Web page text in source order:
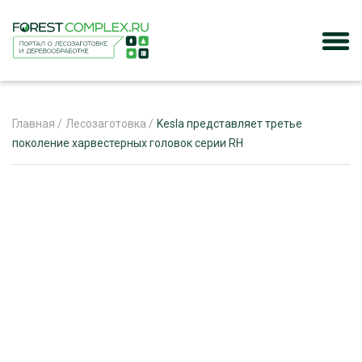
Главная / Лесозаготовка / Kesla представляет третье
поколение харвестерных головок серии RH